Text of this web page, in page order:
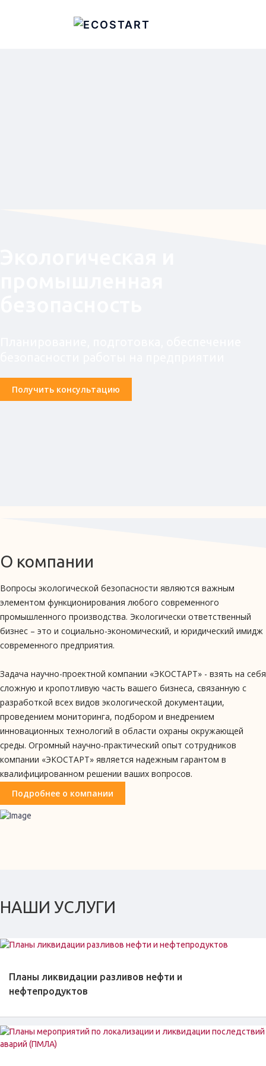
Получить консультацию
О компании
Вопросы экологической безопасности являются важным
элементом функционирования любого современного
промышленного производства. Экологически ответственный
бизнес – это и социально-экономический, и юридический имидж
современного предприятия.
Задача научно-проектной компании «ЭКОСТАРТ» - взять на себя
сложную и кропотливую часть вашего бизнеса, связанную с
разработкой всех видов экологической документации,
проведением мониторинга, подбором и внедрением
инновационных технологий в области охраны окружающей
среды. Огромный научно-практический опыт сотрудников
компании «ЭКОСТАРТ» является надежным гарантом в
квалифицированном решении ваших вопросов.
Подробнее о компании
НАШИ УСЛУГИ
Планы ликвидации разливов нефти и
нефтепродуктов